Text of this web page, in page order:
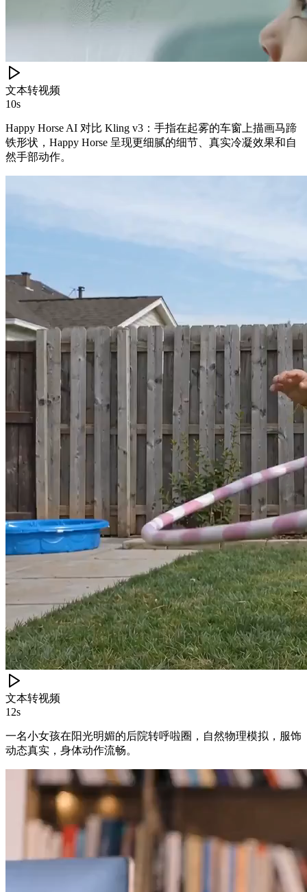
文本转视频
10s
Happy Horse AI 对比 Kling v3：手指在起雾的车窗上描画马蹄
铁形状，Happy Horse 呈现更细腻的细节、真实冷凝效果和自
然手部动作。
文本转视频
12s
一名小女孩在阳光明媚的后院转呼啦圈，自然物理模拟，服饰
动态真实，身体动作流畅。